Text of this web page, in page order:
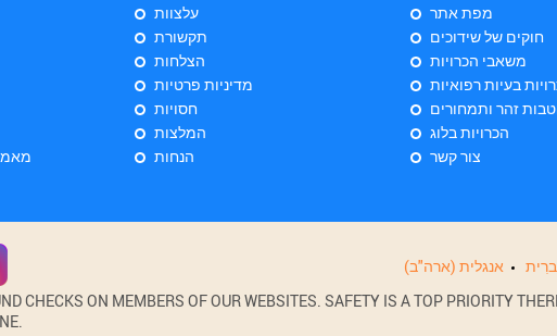
עלצוות
תקשורת
הצלחות
מדיניות פרטיות
חסויות
המלצות
הנחות
מפת אתר
חוקים של שידוכים
משאבי הכרויות
בעיות רפואיות
זהר ותמחורים
הכרויות בלוג
צור קשר
אנגלית (ארה"ב)
CHECKS ON MEMBERS OF OUR WEBSITES. SAFETY IS A TOP PRIORITY